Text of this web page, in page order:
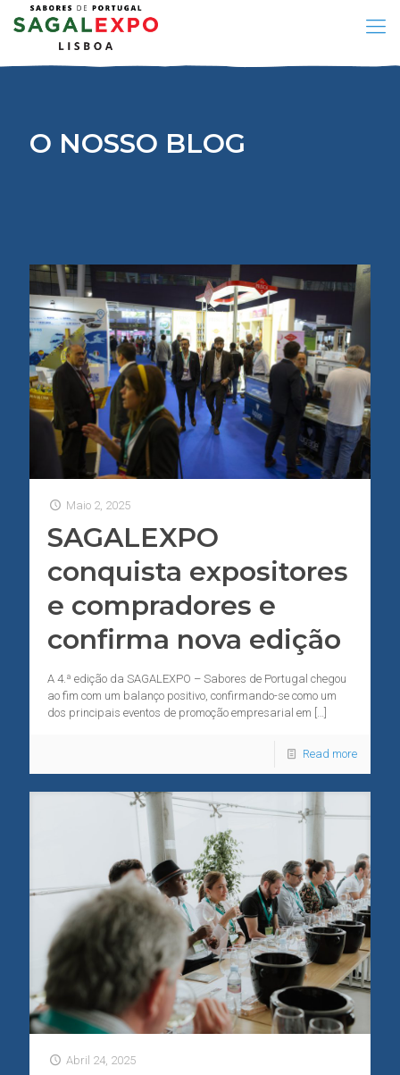
O NOSSO BLOG
Maio 2, 2025
SAGALEXPO
conquista expositores
e compradores e
confirma nova edição
A 4.ª edição da SAGALEXPO – Sabores de Portugal chegou
ao fim com um balanço positivo, confirmando-se como um
dos principais eventos de promoção empresarial em […]
Read more
Abril 24, 2025